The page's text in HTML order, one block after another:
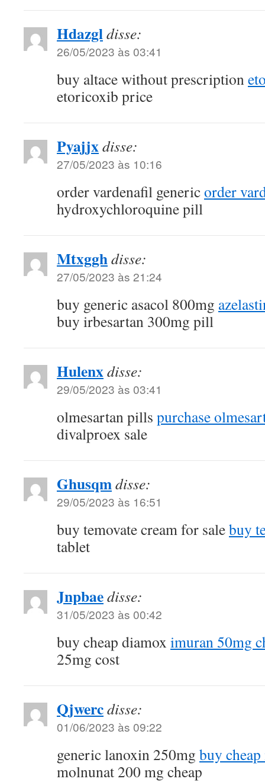
Hdazgldisse:
26/05/2023 às 03:41
buy altace without prescription
etoricoxib price
Pyajjxdisse:
27/05/2023 às 10:16
order vardenafil genericorder
hydroxychloroquine pill
Mtxgghdisse:
27/05/2023 às 21:24
buy generic asacol 800mg
buy irbesartan 300mg pill
Hulenxdisse:
29/05/2023 às 03:41
olmesartan pills purchase
divalproex sale
Ghusqmdisse:
29/05/2023 às 16:51
buy temovate cream for salebuy
tablet
Jnpbaedisse:
31/05/2023 às 00:42
buy cheap diamox imuran 50mg
25mg cost
Qjwercdisse:
01/06/2023 às 09:22
generic lanoxin 250mg buy
molnunat 200 mg cheap